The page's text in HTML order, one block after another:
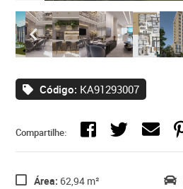
Código: KA91293007
Compartilhe:
Área: 62,94 m²